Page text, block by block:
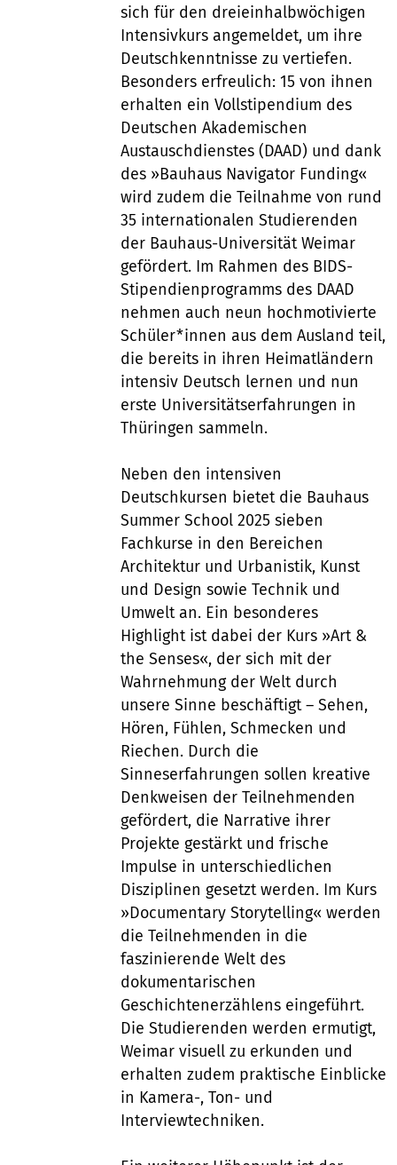
sich für den dreieinhalbwöchigen
Intensivkurs angemeldet, um ihre
Deutschkenntnisse zu vertiefen.
Besonders erfreulich: 15 von ihnen
erhalten ein Vollstipendium des
Deutschen Akademischen
Austauschdienstes (DAAD) und dank
des »Bauhaus Navigator Funding«
wird zudem die Teilnahme von rund
35 internationalen Studierenden
der Bauhaus-Universität Weimar
gefördert. Im Rahmen des BIDS-
Stipendienprogramms des DAAD
nehmen auch neun hochmotivierte
Schüler*innen aus dem Ausland teil,
die bereits in ihren Heimatländern
intensiv Deutsch lernen und nun
erste Universitätserfahrungen in
Thüringen sammeln.
Neben den intensiven
Deutschkursen bietet die Bauhaus
Summer School 2025 sieben
Fachkurse in den Bereichen
Architektur und Urbanistik, Kunst
und Design sowie Technik und
Umwelt an. Ein besonderes
Highlight ist dabei der Kurs »Art &
the Senses«, der sich mit der
Wahrnehmung der Welt durch
unsere Sinne beschäftigt – Sehen,
Hören, Fühlen, Schmecken und
Riechen. Durch die
Sinneserfahrungen sollen kreative
Denkweisen der Teilnehmenden
gefördert, die Narrative ihrer
Projekte gestärkt und frische
Impulse in unterschiedlichen
Disziplinen gesetzt werden. Im Kurs
»Documentary Storytelling« werden
die Teilnehmenden in die
faszinierende Welt des
dokumentarischen
Geschichtenerzählens eingeführt.
Die Studierenden werden ermutigt,
Weimar visuell zu erkunden und
erhalten zudem praktische Einblicke
in Kamera-, Ton- und
Interviewtechniken.